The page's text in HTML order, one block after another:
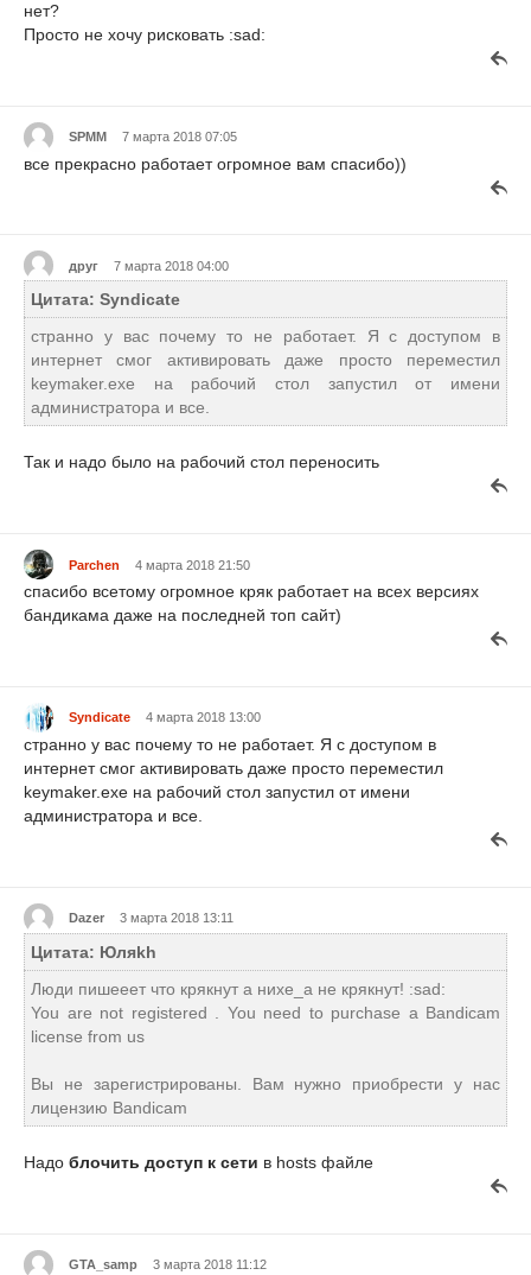
нет?
Просто не хочу рисковать :sad:
SPMM 7 марта 2018 07:05
все прекрасно работает огромное вам спасибо))
друг 7 марта 2018 04:00
Цитата: Syndicate
странно у вас почему то не работает. Я с доступом в
интернет смог активировать даже просто переместил
keymaker.exe на рабочий стол запустил от имени
администратора и все.
Так и надо было на рабочий стол переносить
Parchen 4 марта 2018 21:50
спасибо всетому огромное кряк работает на всех версиях
бандикама даже на последней топ сайт)
Syndicate 4 марта 2018 13:00
странно у вас почему то не работает. Я с доступом в
интернет смог активировать даже просто переместил
keymaker.exe на рабочий стол запустил от имени
администратора и все.
Dazer 3 марта 2018 13:11
Цитата: Юляkh
Люди пишееет что крякнут а нихе_а не крякнут! :sad:
You are not registered . You need to purchase a Bandicam
license from us
Вы не зарегистрированы. Вам нужно приобрести у нас
лицензию Bandicam
Надо блочить доступ к сети в hosts файле
GTA_samp 3 марта 2018 11:12